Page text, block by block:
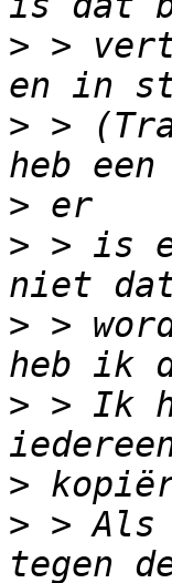
> >
> >
>
> > is
> >
> > Ik
>
> > Als